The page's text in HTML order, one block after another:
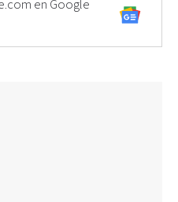
en Google